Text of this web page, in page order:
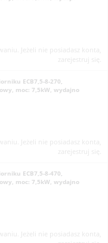
Jeżeli nie posiadasz konta,
zarejestruj się.
ECB7,5-8-270,
moc: 7,5kW, wydajno
Jeżeli nie posiadasz konta,
zarejestruj się.
ECB7,5-8-470,
moc: 7,5kW, wydajno
Jeżeli nie posiadasz konta,